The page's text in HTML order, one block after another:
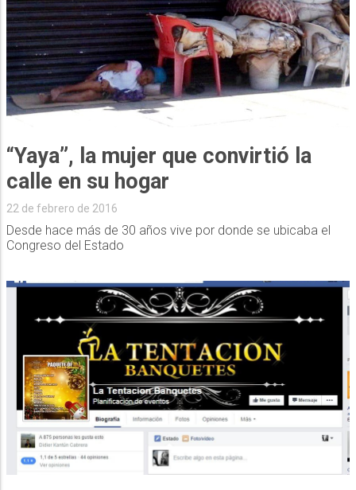
“Yaya”, la mujer que convirtió la
calle en su hogar
22 de febrero de 2016
Desde hace más de 30 años vive por donde se ubicaba el
Congreso del Estado